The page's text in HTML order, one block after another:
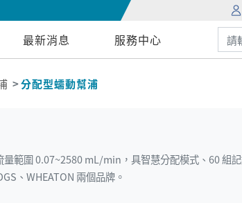
最新消息 服務中心
分配型蠕動幫浦
量範圍 0.07~2580 mL/min，具智慧分配模式、60 組
、WHEATON 兩個品牌。